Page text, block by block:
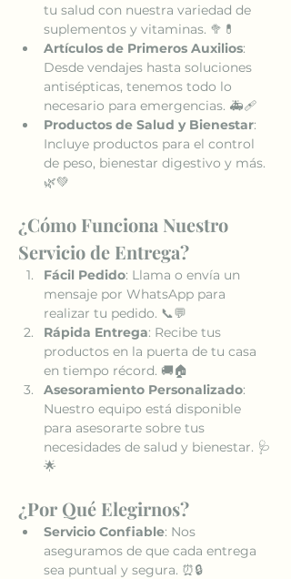
tu salud con nuestra variedad de
suplementos y vitaminas. 🥦💊
Artículos de Primeros Auxilios:
Desde vendajes hasta soluciones
antisépticas, tenemos todo lo
necesario para emergencias. 🚑🩹
Productos de Salud y Bienestar:
Incluye productos para el control
de peso, bienestar digestivo y más.
🌿💚
¿Cómo Funciona Nuestro
Servicio de Entrega?
Fácil Pedido: Llama o envía un
mensaje por WhatsApp para
realizar tu pedido. 📞💬
Rápida Entrega: Recibe tus
productos en la puerta de tu casa
en tiempo récord. 🚚🏠
Asesoramiento Personalizado:
Nuestro equipo está disponible
para asesorarte sobre tus
necesidades de salud y bienestar. 🩺
🌟
¿Por Qué Elegirnos?
Servicio Confiable: Nos
aseguramos de que cada entrega
sea puntual y segura. ⏰🔒